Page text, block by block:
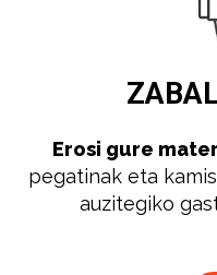
Erosi gure
pegatinak eta
auzitegiko